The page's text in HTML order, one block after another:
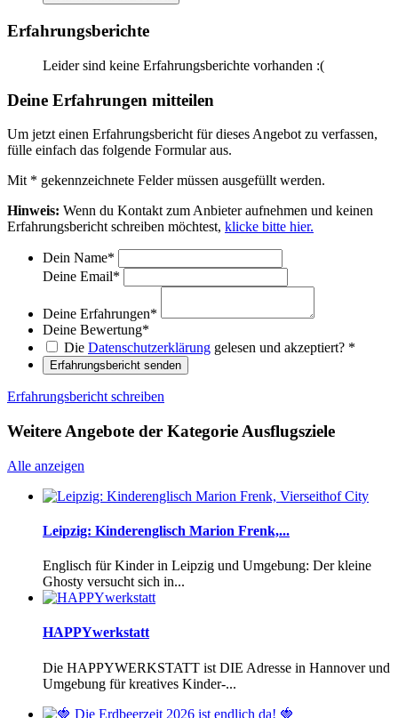
Erfahrungsberichte
Leider sind keine Erfahrungsberichte vorhanden :(
Deine Erfahrungen mitteilen
Um jetzt einen Erfahrungsbericht für dieses Angebot zu verfassen,
fülle einfach das folgende Formular aus.
Mit * gekennzeichnete Felder müssen ausgefüllt werden.
Hinweis: Wenn du Kontakt zum Anbieter aufnehmen und keinen
Erfahrungsbericht schreiben möchtest, klicke bitte hier.
Dein Name*
Deine Email*
Deine Erfahrungen*
Deine Bewertung*
Die Datenschutzerklärung gelesen und akzeptiert? *
Erfahrungsbericht senden
Erfahrungsbericht schreiben
Weitere Angebote der Kategorie Ausflugsziele
Alle anzeigen
Leipzig: Kinderenglisch Marion Frenk,...
Englisch für Kinder in Leipzig und Umgebung: Der kleine
Ghosty versucht sich in...
HAPPYwerkstatt
Die HAPPYWERKSTATT ist DIE Adresse in Hannover und
Umgebung für kreatives Kinder-...